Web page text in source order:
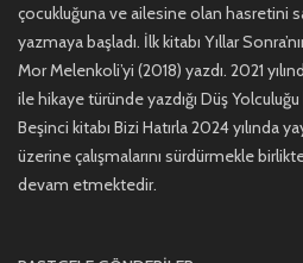
çocukluğuna ve ailesine olan hasretini
yazmaya başladı. İlk kitabı Yıllar
Mor Melenkoli’yi (2018) yazdı. 2021
ile hikaye türünde yazdığı Düş Yolculuğu
Beşinci kitabı Bizi Hatırla 2024 yılında
üzerine çalışmalarını sürdürmekle
devam etmektedir.